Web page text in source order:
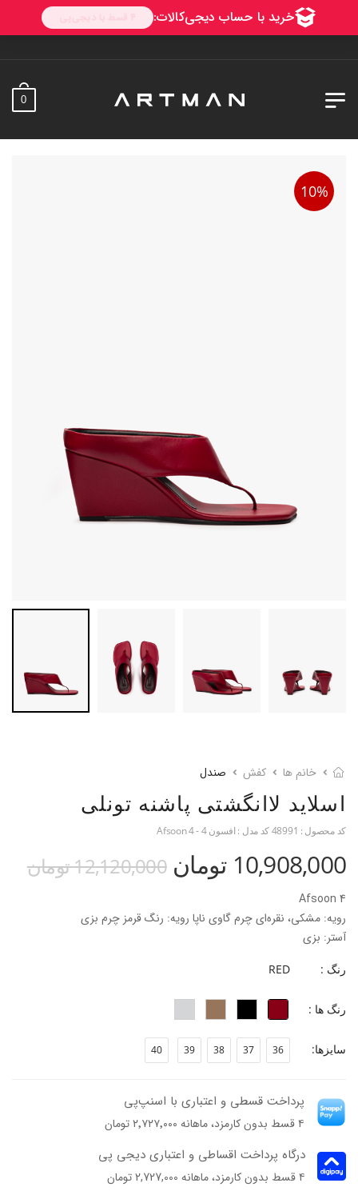
0
10%
خانم ها کفش صندل
اسلاید لاانگشتی پاشنه تونلی
کد محصول : 48991کد مدل : افسون 4 - Afsoon 4
10,908,000 تومان 12,120,000 تومان
Afsoon 4
رویه: مشکی، نقره‌ای چرم گاوی ناپا رویه: رنگ قرمز چرم بزی
آستر: بزی
جنس زیره: TPU
جنس پاشنه: ABS با روکش چرم
جنس سر پاشنه: ABS
قالب: نوک مربعی با پنجه پهن
از اون مدل‌هاست که سریع چشم رو می‌گیره؛ شیک، ترند و به‌راحتی قابل
ست کردن با هر استایلی.
طراحی لاانگشتی در کنار پاشنه‌ی یکسره، یه ترکیب به‌روز ساخته که هم
کشیده‌تر نشون میده هم حس استایل قوی‌تری بهت میده
رنگ : RED
رنگ ها :
سایزها: 36
37
38
39
40
پرداخت قسطی و اعتباری با اسنپ‌پی
۴ قسط بدون کارمزد، ماهانه ۲٬۷۲۷٬۰۰۰ تومان
درگاه پرداخت اقساطی و اعتباری دیجی پی
۴ قسط بدون کارمزد، ماهانه 2,727,000 تومان